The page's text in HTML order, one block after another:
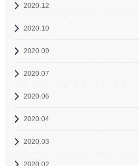
2020.12
2020.10
2020.09
2020.07
2020.06
2020.04
2020.03
2020.02